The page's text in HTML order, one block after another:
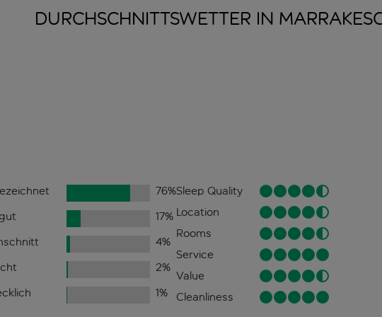
DURCHSCHNITTSWETTER IN
76%
17%
4%
2%
1%
Sleep Quality
Location
Rooms
Service
Value
Cleanliness